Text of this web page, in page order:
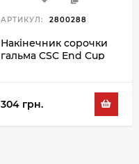
АРТИКУЛ: 2800288
Накінечник сорочки
гальма CSC End Cup
304 грн.